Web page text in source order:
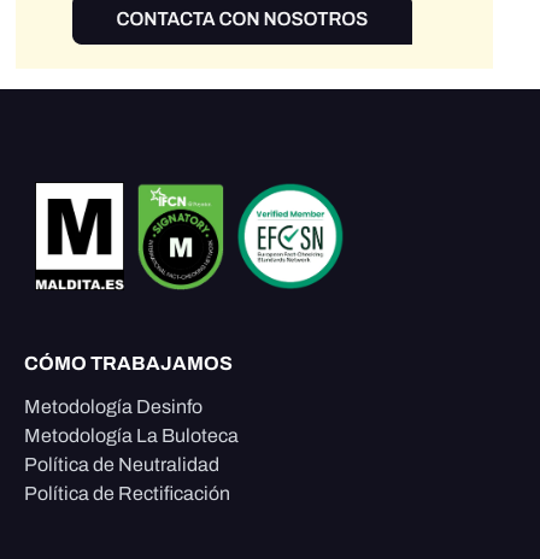
CÓMO TRABAJAMOS
Metodología Desinfo
Metodología La Buloteca
Política de Neutralidad
Política de Rectificación